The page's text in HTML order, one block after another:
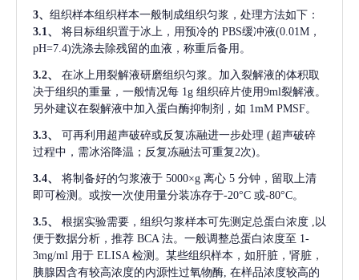
3、 组织样本组织样本一般制成组织匀浆，处理方法如下：
3.1、
将目标组织置于冰上，用预冷的 PBS缓冲液(0.01M，
pH=7.4)洗涤去除残留的血液，称重后备用。
3.2、
在冰上用裂解液研磨组织匀浆。加入裂解液的体积取
决于组织的重量，一般情况每 1g 组织碎片使用9ml裂解液。
另外建议在裂解液中加入蛋白酶抑制剂，如 1mM PMSF。
3.3、 可再利用超声破碎或反复冻融进一步处理 (超声破碎
过程中，需冰浴降温；反复冻融法可重复2次)。
3.4、 将制备好的匀浆液于 5000×g 离心 5 分钟，留取上清
即可检测。或按一次使用量分装冻存于-20°C 或-80°C。
3.5、 根据实验需要，组织匀浆样本可先测定总蛋白浓度 ,以
便于数据分析，推荐 BCA 法。一般调整总蛋白浓度至 1-
3mg/ml 用于 ELISA 检测。某些组织样本，如肝脏，肾脏，
胰腺因含有较高浓度的内源性过氧物酶, 在样品浓度较高的